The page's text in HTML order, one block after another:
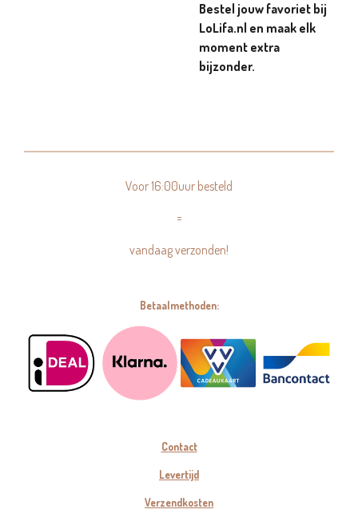
Bestel jouw favoriet bij
LoLifa.nl en maak elk
moment extra
bijzonder.
Voor 16:00uur besteld
=
vandaag verzonden!
Betaalmethoden:
Contact
Levertijd
Verzendkosten